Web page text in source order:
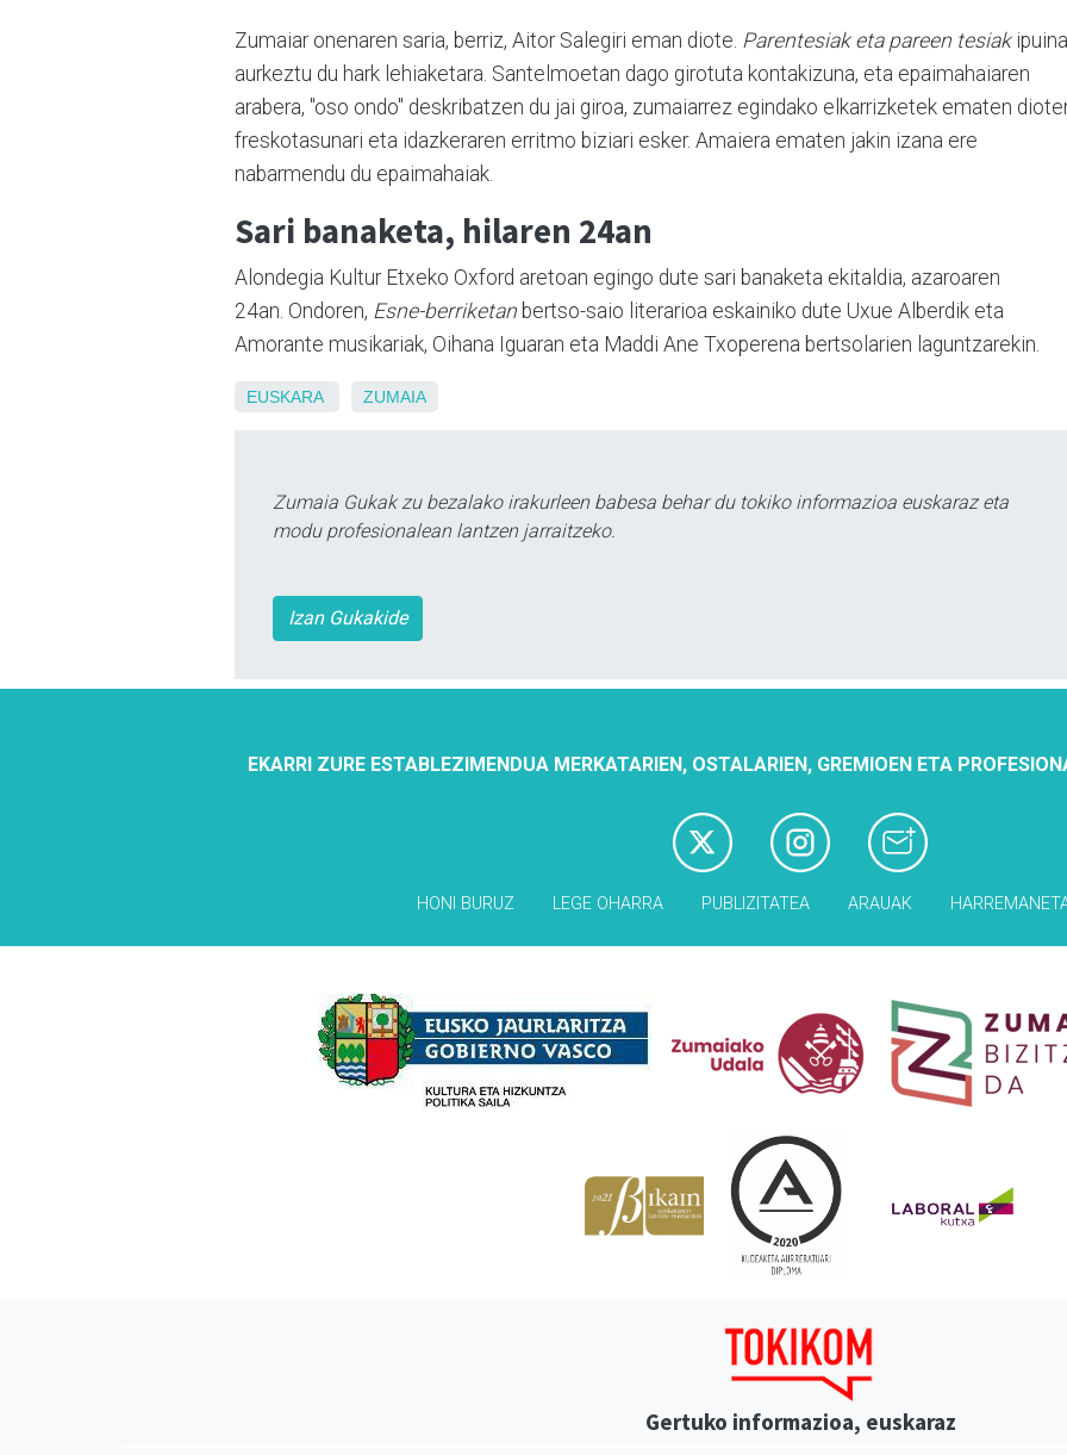
Zumaiar onenaren saria, berriz, Aitor Salegiri eman diote. Parentesiak eta pareen tesiakipuina
aurkeztu du hark lehiaketara. Santelmoetan dago girotuta kontakizuna, eta epaimahaiaren
arabera, "oso ondo" deskribatzen du jai giroa, zumaiarrez egindako elkarrizketek ematen
freskotasunari eta idazkeraren erritmo biziari esker. Amaiera ematen jakin izana ere
nabarmendu du epaimahaiak.
Sari banaketa, hilaren 24an
Alondegia Kultur Etxeko Oxford aretoan egingo dute sari banaketa ekitaldia, azaroaren
24an. Ondoren, Esne-berriketan bertso-saio literarioa eskainiko dute Uxue Alberdik eta
Amorante musikariak, Oihana Iguaran eta Maddi Ane Txoperena bertsolarien laguntzarekin.
EUSKARA ZUMAIA
Zumaia Gukak zu bezalako irakurleen babesa behar du tokiko informazioa euskaraz eta
modu profesionalean lantzen jarraitzeko.
Izan Gukakide
EKARRI ZURE ESTABLEZIMENDUA MERKATARIEN, OSTALARIEN, GREMIOEN ETA
HONI BURUZ LEGE OHARRA PUBLIZITATEA ARAUAK
Gertuko informazioa, euskaraz